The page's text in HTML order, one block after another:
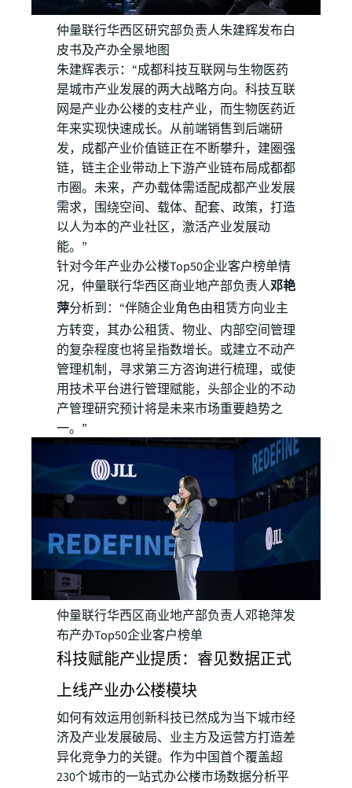
仲量联行华西区研究部负责人朱建辉发布白
皮书及产办全景地图
朱建辉表示：“成都科技互联网与生物医药
是城市产业发展的两大战略方向。科技互联
网是产业办公楼的支柱产业，而生物医药近
年来实现快速成长。从前端销售到后端研
发，成都产业价值链正在不断攀升，建圈强
链，链主企业带动上下游产业链布局成都都
市圈。未来，产办载体需适配成都产业发展
需求，围绕空间、载体、配套、政策，打造
以人为本的产业社区，激活产业发展动
能。”
针对今年产业办公楼Top50企业客户榜单情
况，仲量联行华西区商业地产部负责人邓艳
萍分析到：“伴随企业角色由租赁方向业主
方转变，其办公租赁、物业、内部空间管理
的复杂程度也将呈指数增长。或建立不动产
管理机制，寻求第三方咨询进行梳理，或使
用技术平台进行管理赋能，头部企业的不动
产管理研究预计将是未来市场重要趋势之
一。”
仲量联行华西区商业地产部负责人邓艳萍发
布产办Top50企业客户榜单
科技赋能产业提质：睿见数据正式
上线产业办公楼模块
如何有效运用创新科技已然成为当下城市经
济及产业发展破局、业主方及运营方打造差
异化竞争力的关键。作为中国首个覆盖超
230个城市的一站式办公楼市场数据分析平